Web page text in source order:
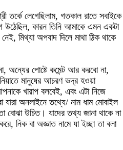
তর্কে লেগেছিলাম, গতকাল রাতে সবাইকে
উঠেছিল, কারন তিনি আমাকে এমন একটা
মিথ্যা অপবাদ দিলে মাথা ঠিক থাকে
অন্যের পোষ্টে কমেন্ট আর করবো না,
মানুষের আচরণ ভদ্র হওয়া
খারাপ বলবেই, এবং এটা নিজে
অনলাইনে তথ্যে/ নাম ধাম মোবাইল
উচিত। যাদের তথ্য জানা থাকে না
নিক বা অজ্ঞাত নামে যা ইচ্ছা তা বলা